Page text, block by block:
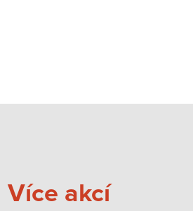
Více akcí